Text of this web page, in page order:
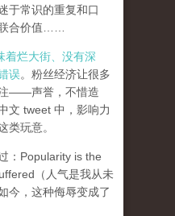
于常识的重复和口
合价值……
着烂大街、没有深
误。粉丝经济让很多
——声誉，不惜造
文 tweet 中，影响力
类玩意。
：Popularity is the
（人气是我从未
今，这种侮辱变成了